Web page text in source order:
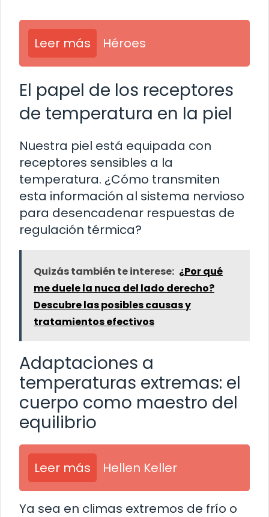
Leer más Héroes
El papel de los receptores
de temperatura en la piel
Nuestra piel está equipada con
receptores sensibles a la
temperatura. ¿Cómo transmiten
esta información al sistema nervioso
para desencadenar respuestas de
regulación térmica?
Quizás también te interese: ¿Por qué
me duele la nuca del lado derecho?
Descubre las posibles causas y
tratamientos efectivos
Adaptaciones a
temperaturas extremas: el
cuerpo como maestro del
equilibrio
Leer más Hellen Keller
Ya sea en climas extremos de frío o